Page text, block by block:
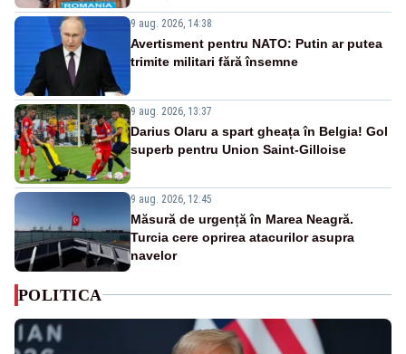
9 aug. 2026, 14:38
Avertisment pentru NATO: Putin ar putea
trimite militari fără însemne
9 aug. 2026, 13:37
Darius Olaru a spart gheața în Belgia! Gol
superb pentru Union Saint-Gilloise
9 aug. 2026, 12:45
Măsură de urgență în Marea Neagră.
Turcia cere oprirea atacurilor asupra
navelor
POLITICA